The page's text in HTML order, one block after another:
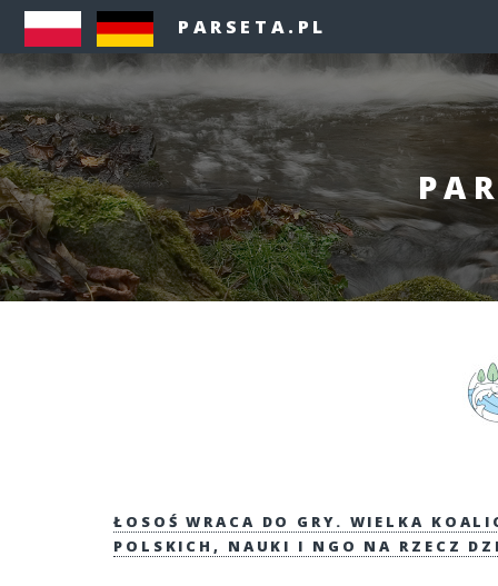
PARSETA.PL
ŁOSOŚ WRACA DO GRY. WIELKA
POLSKICH, NAUKI I NGO NA RZECZ